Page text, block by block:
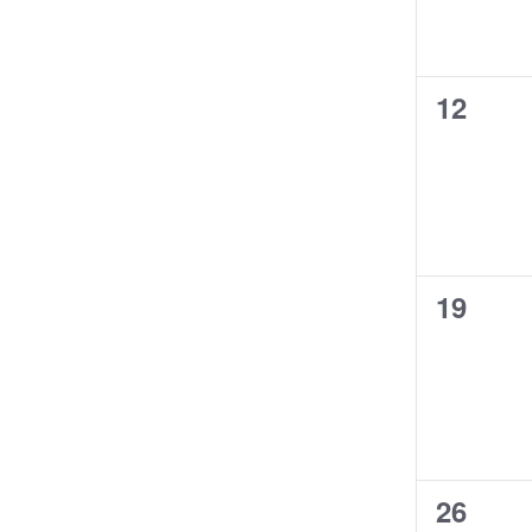
0
12
0
19
0
26